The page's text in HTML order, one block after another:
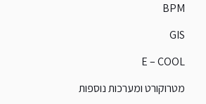
BPM
GIS
E – COOL
מטרוקורט ומערכות נוספות